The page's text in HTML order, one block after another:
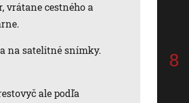
vrátane cestného a
na satelitné snímky.
ale podľa